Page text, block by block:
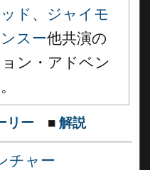
ド 、 ジャイモ
スー他共演の
ン・アドベン
リー ■ 解説
チャー